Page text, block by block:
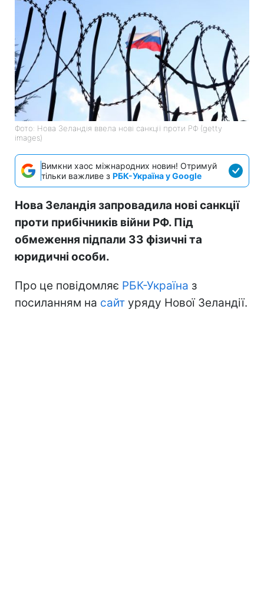
Фото: Нова Зеландія ввела нові санкції проти РФ (getty
images)
Вимкни хаос міжнародних новин! Отримуй
тільки важливе з РБК-Україна у Google
Нова Зеландія запровадила нові санкції
проти прибічників війни РФ. Під
обмеження підпали 33 фізичні та
юридичні особи.
Про це повідомляє РБК-Україна з
посиланням на сайт уряду Нової Зеландії.